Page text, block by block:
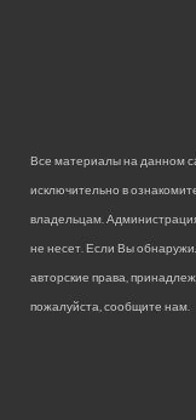
Все материалы на данном
исключительно в
владельцам.
не несет. Если Вы
авторские права,
пожалуйста, сообщите нам.